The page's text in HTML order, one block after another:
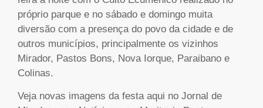
próprio parque e no sábado e domingo muita
diversão com a presença do povo da cidade e de
outros municípios, principalmente os vizinhos
Mirador, Pastos Bons, Nova Iorque, Paraibano e
Colinas.
Veja novas imagens da festa aqui no Jornal de